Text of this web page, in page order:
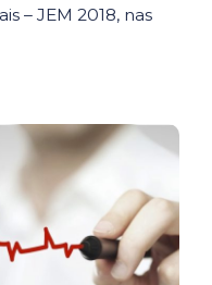
– JEM 2018, nas